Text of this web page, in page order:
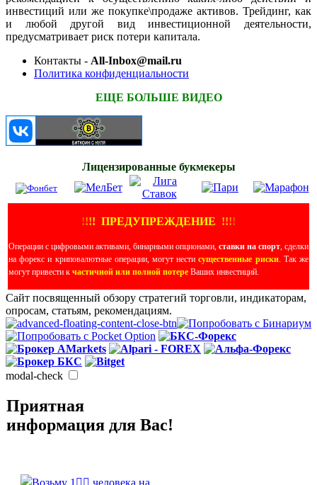
инвестиций или же покупке\продаже активов. Трейдинг, как
и любой другой вид инвестиционной деятельности,
предусматривает риск потери капитала.
Контакты - All-Inbox@mail.ru
Политика конфиденциальности
ЕЩЕ БОЛЬШЕ ВИДЕО
Лицензированные букмекеры
!!!! ПРЕДУПРЕЖДЕНИЕ !!!!
Операции с цифровыми активами, бинарными опционами, ставки на спорт , сделки
на форекс и криповалютные операции, могут нестисущественные риски. Так же
могут привести к частичной или полной потере Ваших инвестиций.
Сайт посвященный обзору стратегий торговли, индикаторам,
опросам, статьям, рекомендациям.
modal-check
Приятная
информация для Вас!